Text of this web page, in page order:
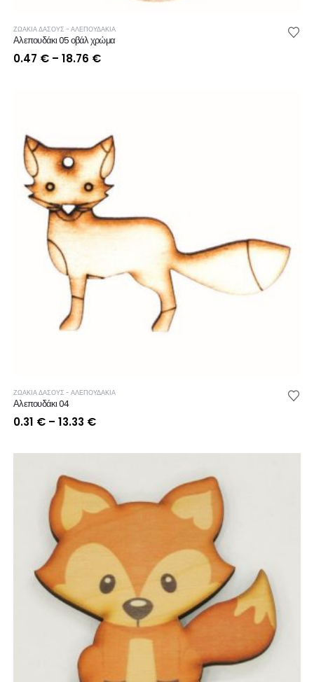
ΖΩΑΚΙΑ ΔΑΣΟΥΣ - ΑΛΕΠΟΥΔΑΚΙΑ
Αλεπουδάκι 05 οβάλ χρώμα
0.47 € – 18.76 €Price
ΖΩΑΚΙΑ ΔΑΣΟΥΣ - ΑΛΕΠΟΥΔΑΚΙΑ
Αλεπουδάκι 04
0.31 € – 13.33 €Price
through